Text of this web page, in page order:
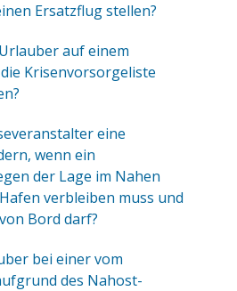
Ersatzflug stellen?
auf einem
Krisenvorsorgeliste
eine
wenn ein
der Lage im Nahen
verbleiben muss und
Bord darf?
bei einer vom
des Nahost-